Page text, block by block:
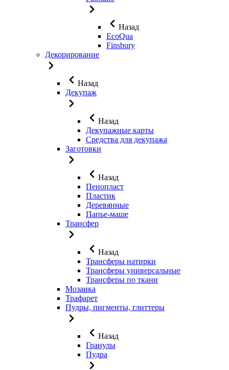
Назад
EcoQua
Finsbury
Декорирование
Назад
Декупаж
Назад
Декупажные карты
Средства для декупажа
Заготовки
Назад
Пенопласт
Пластик
Деревянные
Папье-маше
Трансфер
Назад
Трансферы натирки
Трансферы универсальные
Трансферы по ткани
Мозаика
Трафарет
Пудры, пигменты, глиттеры
Назад
Гранулы
Пудра